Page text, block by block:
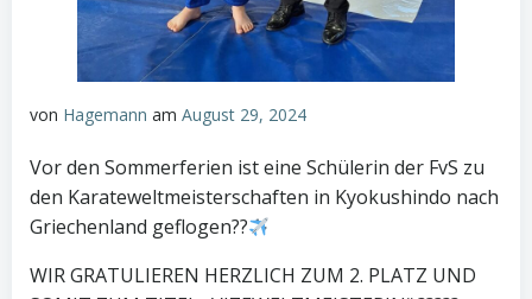
von Hagemann am August 29, 2024
Vor den Sommerferien ist eine Schülerin der FvS zu
den Karateweltmeisterschaften in Kyokushindo nach
Griechenland geflogen??
WIR GRATULIEREN HERZLICH ZUM 2. PLATZ UND